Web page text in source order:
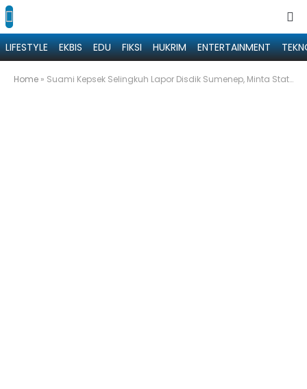
LIFESTYLE EKBIS EDU FIKSI HUKRIM ENTERTAINMENT
Home » Suami Kepsek Selingkuh Lapor Disdik Sumenep, Minta Status ASN SR dan Y Dicopot